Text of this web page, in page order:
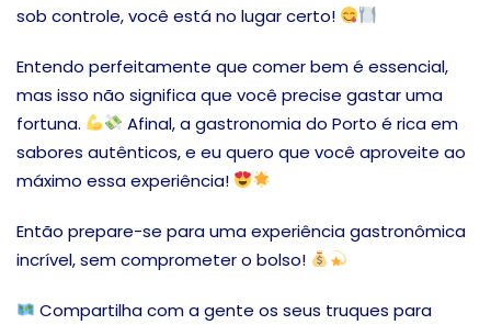
sob controle, você está no lugar certo!
Entendo perfeitamente que comer bem é essencial,
mas isso não significa que você precise gastar uma
fortuna.
Afinal, a gastronomia do Porto é rica em
sabores autênticos, e eu quero que você aproveite ao
máximo essa experiência!
Então prepare-se para uma experiência gastronômica
incrível, sem comprometer o bolso!
Compartilha com a gente os seus truques para